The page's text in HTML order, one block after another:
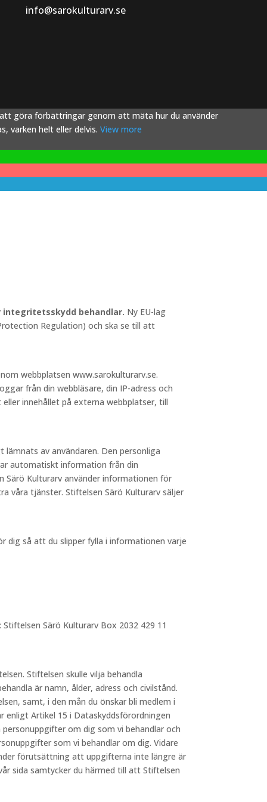
info@sarokulturarv.se
att göra förbättringar genom att mäta hur du använder
varken helt eller delvis. View more
behandlar. Ny EU-lag
Regulation) och ska se till att
webbplatsen www.sarokulturarv.se.
från din webbläsare, din IP-adress och
innehållet på externa webbplatser, till
av användaren. Den personliga
automatiskt information från din
Särö Kulturarv använder informationen för
våra tjänster. Stiftelsen Särö Kulturarv säljer
dig så att du slipper fylla i informationen varje
Särö Kulturarv Box 2032 429 11
Stiftelsen skulle vilja behandla
är namn, ålder, adress och civilstånd.
samt, i den mån du önskar bli medlem i
enligt Artikel 15 i Dataskyddsförordningen
om dig som vi behandlar och
som vi behandlar om dig. Vidare
förutsättning att uppgifterna inte längre är
sida samtycker du härmed till att Stiftelsen